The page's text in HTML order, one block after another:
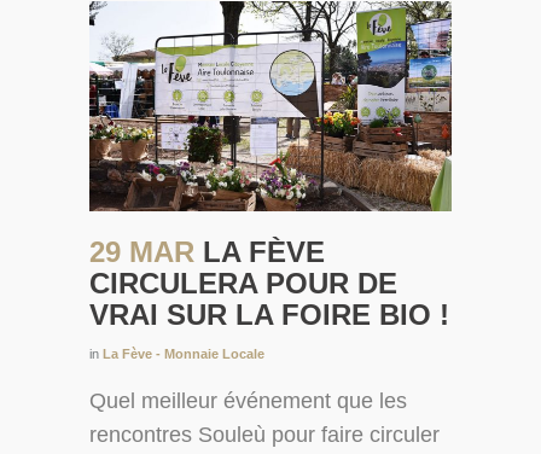
29 MAR LA FÈVE
CIRCULERA POUR DE
VRAI SUR LA FOIRE BIO !
in La Fève - Monnaie Locale
Quel meilleur événement que les
rencontres Souleù pour faire circuler